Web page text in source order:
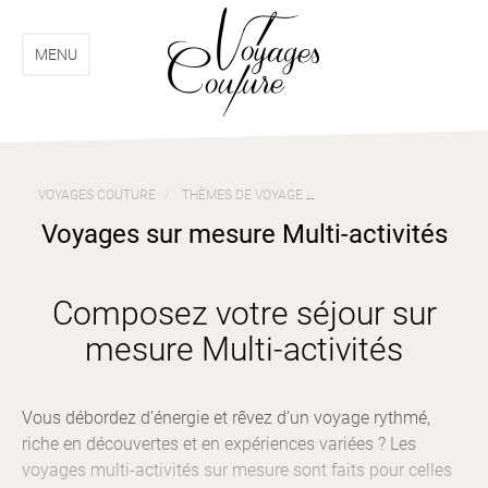
menu
contenuMENU
VOYAGES COUTURE THÈMES DE VOYAGE
Voyages sur mesure Multi-activités
Composez votre séjour sur
mesure Multi-activités
Vous débordez d’énergie et rêvez d’un voyage rythmé,
riche en découvertes et en expériences variées ? Les
voyages multi-activités sur mesure sont faits pour celles